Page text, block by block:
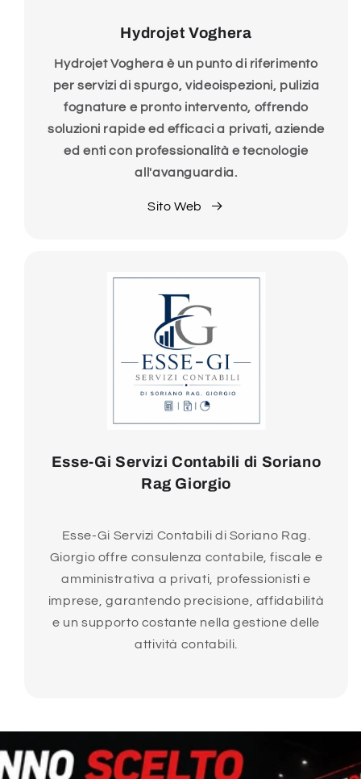
Hydrojet Voghera
Hydrojet Voghera è un punto di riferimento
per servizi di spurgo, videoispezioni, pulizia
fognature e pronto intervento, offrendo
soluzioni rapide ed efficaci a privati, aziende
ed enti con professionalità e tecnologie
all'avanguardia.
Sito Web
Esse-Gi Servizi Contabili di Soriano
Rag Giorgio
Esse-Gi Servizi Contabili di Soriano Rag.
Giorgio offre consulenza contabile, fiscale e
amministrativa a privati, professionisti e
imprese, garantendo precisione, affidabilità
e un supporto costante nella gestione delle
attività contabili.